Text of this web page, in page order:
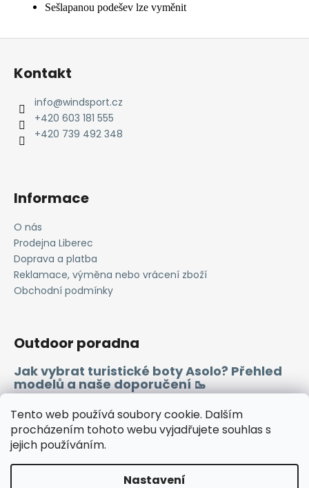
Tento web používá soubory cookie. Dalším
procházením tohoto webu vyjadřujete souhlas s
jejich používáním.
Nastavení
Sešlapanou podešev lze vyměnit
Z
Kontakt
info@windsport.cz
+420 603 181 555
+420 739 492 348
Informace
O nás
Prodejna Liberec
Doprava a platba
Reklamace, výměna nebo vrácení zboží
Obchodní podmínky
Outdoor poradna
Jak vybrat turistické boty Asolo? Přehled
modelů a naše doporučení 🥾